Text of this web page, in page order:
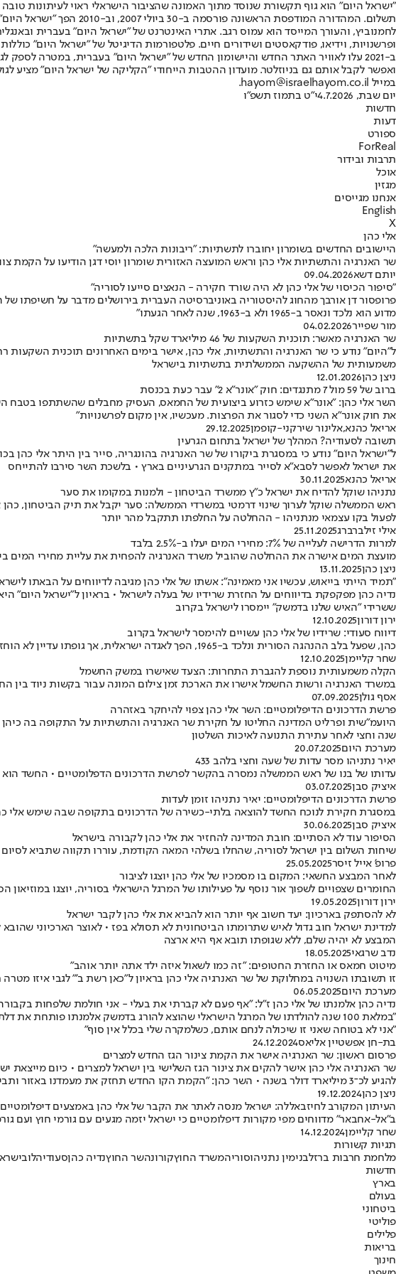
"ישראל היום" הוא גוף תקשורת שנוסד מתוך האמונה שהציבור הישראלי ראוי לעיתונות
תשלום. המהדורה
ופרשנויות, וידיאו, פודקאסטים ושידורים חיים. פלטפורמות הדיגיטל של "ישראל היום"
ב-2021 עלו לאוויר האתר החדש והיישומון החדש של "ישראל היום" בעברית, במטרה
ואפשר לקבל אותם גם בניוזלטר. מועדון ההטבות הייחודי "הקליקה של ישראל היום" מציע
במייל hayom@israelhayom.co.il.
יום שבת, 4.7.2026
י"ט בתמוז תשפ"ו
חדשות
דעות
ספורט
ForReal
תרבות ובידור
אוכל
מגזין
אנחנו מגייסים
English
X
אלי כהן
היישובים החדשים בשומרון יחוברו לתשתיות: "ריבונות הלכה ולמעשה"
שר האנרגיה והתשתיות אלי כהן וראש המועצה האזורית שומרון יוסי דגן הודיעו על הקמת
יותם דשא09.04.2026
"סיפור הכיסוי של אלי כהן לא היה שורד חקירה - הנאצים סייעו לסוריה"
פרופסור דן אורבך מהחוג להיסטוריה באוניברסיטה העברית בירושלים מדבר על חשיפתו
מדוע הוא נלכד ונאסר ב-1965 ולא ב-1963, שנה לאחר הגעתו"
מור שפייר04.02.2026
שר האנרגיה מאשר: תוכנית השקעות של 46 מיליארד שקל בתשתיות
ל"היום" נודע כי שר האנרגיה והתשתיות, אלי כהן, אישר בימים האחרונים תוכנית
משמעותית של ההשקעה הממשלתית בתשתיות בישראל
ניצן כהן12.01.2026
ברוב של 59 מול 7 מתנגדים: חוק "אונר״א 2" עבר כעת בכנסת
השר אלי כהן: "אונר״א שימש כזרוע ביצועית של החמאס, העסיק מחבלים שהשתתפו בטבח
את חוק אונר"א השני כדי לסגור את הפרצות. מעכשיו, אין מקום לפרשנויות"
אריאל כהנא,אלינור שירקני-קופמן29.12.2025
תשובה לסעודיה? המהלך של ישראל בתחום הגרעין
ל"ישראל היום" נודע כי במסגרת ביקורו של שר האנרגיה בהונגריה, סייר בין היתר אלי
את ישראל לאפשר לסבא"א לסייר במתקנים הגרעיניים בארץ • בלשכת השר סירבו להתייחס
אריאל כהנא30.11.2025
נתניהו שוקל להדיח את ישראל כ״ץ ממשרד הביטחון - ולמנות במקומו את סער
ראש הממשלה שוקל לערוך שינוי דרמטי במשרדי הממשלה: סער יקבל את תיק הביטחון,
לפעול בקו עצמאי מנתניהו - ההחלטה על החלפתו תתקבל מהר יותר
אילי זילברברג25.11.2025
למרות הדרישה לעלייה של 7%: מחירי המים יעלו ב-2.5% בלבד
מועצת המים אישרה את ההחלטה שהוביל משרד האנרגיה להפחית את עליית מחירי המים
ניצן כהן13.11.2025
"תמיד הייתי בייאוש, עכשיו אני מאמינה": אשתו של אלי כהן מגיבה לדיווחים על הבאתו
נדיה כהן מפקפקת בדיווחים על החזרת שרידיו של בעלה לישראל • בראיון ל"ישראל
ששרידי "האיש שלנו בדמשק" יימסרו לישראל בקרוב
ירון דורון12.10.2025
דיווח סעודי: שרידיו של אלי כהן עשויים להימסר לישראל בקרוב
כהן, שפעל בלב ההנהגה הסורית ונלכד ב-1965, הפך לאגדה ישראלית, אך גופתו עדיין לא הוחזרה עד היום • למרות מאמצים רבים להחזירם במהלך השנים אף אחד עדיין לא הצליח להשיבם, כנראה עד היום • הדיווח לא מאומת
שחר קליימן12.10.2025
הקלה משמעותית נוספת להגברת התחרות: הצעד שאישרו במשק החשמל
במשרד האנרגיה ורשות החשמל אישרו את הארכת זמן צילום המונה עבור בקשות ניוד
אסף גולן07.09.2025
פרשת הדרכונים הדיפלומטיים: השר אלי כהן צפוי להיחקר באזהרה
היועמ"שית ופרליט המדינה החליטו על חקירת שר האנרגיה והתשתיות על התקופה בה כיהן
שנה וחצי לאחר עתירת התנועה לאיכות השלטון
מערכת היום20.07.2025
יאיר נתניהו מסר עדות של שעה וחצי בלהב 433
עדותו של בנו של ראש הממשלה נמסרה בהקשר לפרשת הדרכונים הדפלומטיים • החשד הוא
איציק סבן03.07.2025
פרשת הדרכונים הדיפלומטיים: יאיר נתניהו זומן לעדות
במסגרת חקירת לנוכח החשד להוצאה בלתי-כשירה של הדרכונים בתקופה שבה שימש אלי
איציק סבן30.06.2025
הסיפור עוד לא הסתיים: חובת המדינה להחזיר את אלי כהן לקבורה בישראל
שיחות השלום בין ישראל לסוריה, שהחלו בשלהי המאה הקודמת, עוררו תקווה שתביא
פרופ' אייל זיסר25.05.2025
לאחר המבצע החשאי: המקום בו מסמכיו של אלי כהן יוצגו לציבור
החומרים שצפויים לשפוך אור נוסף על פעילותו של המרגל הישראלי בסוריה, יוצגו במוזיאון
ירון דורון19.05.2025
לא להסתפק בארכיון: יעד חשוב אף יותר הוא להביא את אלי כהן לקבר ישראל
למדינת ישראל חוב גדול לאיש שתרומתו הביטחונית לא תסולא בפז • לאוצר הארכיוני
המבצע לא יהיה שלם, ללא שגופתו תובא אף היא ארצה
נדב שרגאי18.05.2025
מיטוט חמאס או החזרת החטופים: "זה כמו לשאול איזה ילד אתה יותר אוהב"
זו תשובתו השנויה במחלוקת של שר האנרגיה אלי כהן בראיון ל"כאן רשת ב'" לגבי איזו
מערכת היום06.05.2025
נדיה כהן אלמנתו של אלי כהן ז"ל: "אף פעם לא קברתי את בעלי - אני חולמת שלפחות
"במלאת 100 שנה להולדתו של המרגל הישראלי שהוצא להורג בדמשק אלמנתו
"אני לא בטוחה שאני זו שיכולה לנחם אותם, כשלמקרה שלי בכלל אין סוף"
בת-חן אפשטיין אליאס24.12.2024
פרסום ראשון: שר האנרגיה אישר את הקמת צינור הגז החדש למצרים
להגיע לכ־3 מיליארד דולר בשנה • השר כהן: "הקמת הקו החדש תחזק את מעמדנו באזור ותביא לירידה במחירים לטובת כל אזרחי ישראל"
ניצן כהן19.12.2024
העיתון המקורב לחיזבאללה: ישראל מנסה לאתר את הקבר של אלי כהן באמצעים דיפלומטיים
ב"אל-אחבאר" מדווחים מפי מקורות דיפלומטיים כי ישראל יזמה מגעים עם גורמי חוץ ועם גורמים סורים, זאת
שחר קליימן14.12.2024
תגיות קשורות
מלחמת חרבות ברזלבנימין נתניהוסוריהמשרד החוץקורונהשר החוץנדיה כהןסעודיהלוב
חדשות
בארץ
בעולם
ביטחוני
פוליטי
פלילים
בריאות
חינוך